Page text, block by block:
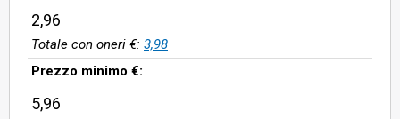
2,96
Totale con oneri €: 3,98
Prezzo minimo €:
5,96